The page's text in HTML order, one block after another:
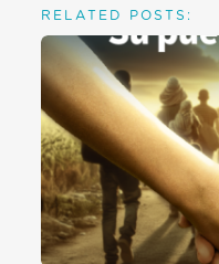
RELATED POSTS: